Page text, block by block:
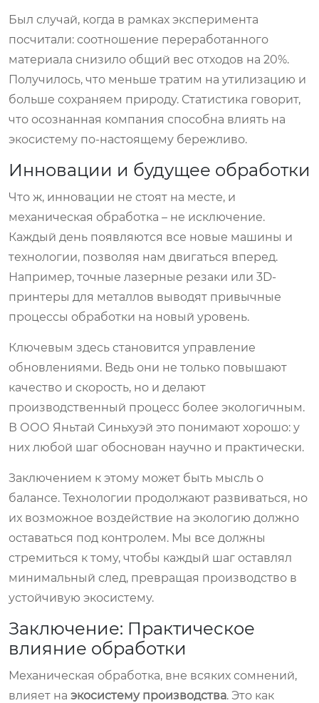
Был случай, когда в рамках эксперимента
посчитали: соотношение переработанного
материала снизило общий вес отходов на 20%.
Получилось, что меньше тратим на утилизацию и
больше сохраняем природу. Статистика говорит,
что осознанная компания способна влиять на
экосистему по-настоящему бережливо.
Инновации и будущее обработки
Что ж, инновации не стоят на месте, и
механическая обработка – не исключение.
Каждый день появляются все новые машины и
технологии, позволяя нам двигаться вперед.
Например, точные лазерные резаки или 3D-
принтеры для металлов выводят привычные
процессы обработки на новый уровень.
Ключевым здесь становится управление
обновлениями. Ведь они не только повышают
качество и скорость, но и делают
производственный процесс более экологичным.
В ООО Яньтай Синьхуэй это понимают хорошо: у
них любой шаг обоснован научно и практически.
Заключением к этому может быть мысль о
балансе. Технологии продолжают развиваться, но
их возможное воздействие на экологию должно
оставаться под контролем. Мы все должны
стремиться к тому, чтобы каждый шаг оставлял
минимальный след, превращая производство в
устойчивую экосистему.
Заключение: Практическое
влияние обработки
Механическая обработка, вне всяких сомнений,
влияет на экосистему производства. Это как